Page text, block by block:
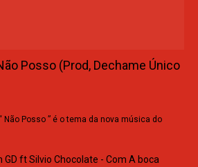
Posso (Prod, Dechame Único
“ Não Posso ” é o tema da nova música do
GD ft Silvio Chocolate - Com A boca